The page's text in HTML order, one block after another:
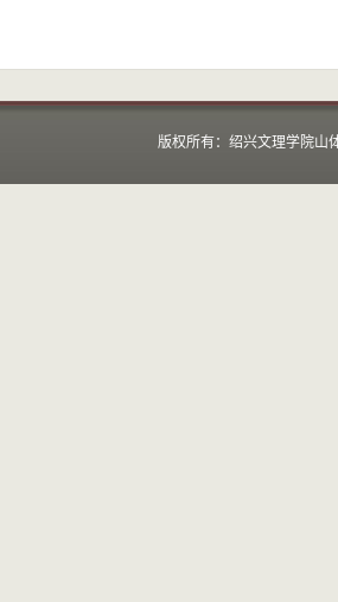
版权所有：绍兴文理学院山